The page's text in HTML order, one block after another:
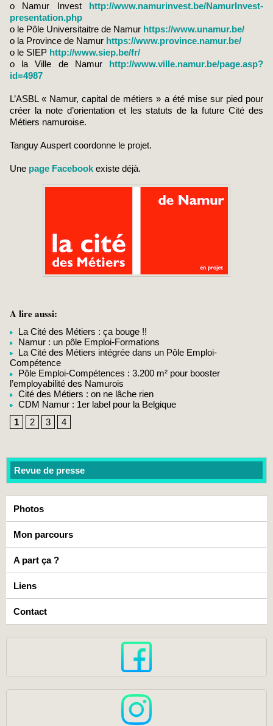
o Namur Invest http://www.namurinvest.be/NamurInvest-
presentation.php
o le Pôle Universitaitre de Namur https://www.unamur.be/
o la Province de Namur https://www.province.namur.be/
o le SIEP http://www.siep.be/fr/
o la Ville de Namur http://www.ville.namur.be/page.asp?
id=4987
L’ASBL « Namur, capital de métiers » a été mise sur pied pour
créer la note d’orientation et les statuts de la future Cité des
Métiers namuroise.
Tanguy Auspert coordonne le projet.
Une page Facebook existe déjà.
A lire aussi:
La Cité des Métiers : ça bouge !!
Namur : un pôle Emploi-Formations
La Cité des Métiers intégrée dans un Pôle Emploi-
Compétence
Pôle Emploi-Compétences : 3.200 m² pour booster
l’employabilité des Namurois
Cité des Métiers : on ne lâche rien
CDM Namur : 1er label pour la Belgique
1
2 3 4
Revue de presse
Photos
Mon parcours
A part ça ?
Liens
Contact